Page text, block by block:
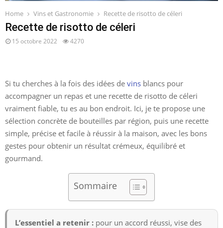
Home Vins et Gastronomie Recette de risotto de céleri
Recette de risotto de céleri
15 octobre 2022 4270
Si tu cherches à la fois des idées de vins blancs pour
accompagner un repas et une recette de risotto de céleri
vraiment fiable, tu es au bon endroit. Ici, je te propose une
sélection concrète de bouteilles par région, puis une recette
simple, précise et facile à réussir à la maison, avec les bons
gestes pour obtenir un résultat crémeux, équilibré et
gourmand.
Sommaire
L’essentiel a retenir : pour un accord réussi, vise des